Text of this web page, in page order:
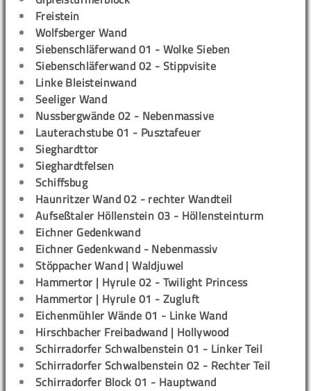
Freistein
Wolfsberger Wand
Siebenschläferwand 01 - Wolke Sieben
Siebenschläferwand 02 - Stippvisite
Linke Bleisteinwand
Seeliger Wand
Nussbergwände 02 - Nebenmassive
Lauterachstube 01 - Pusztafeuer
Sieghardttor
Sieghardtfelsen
Schiffsbug
Haunritzer Wand 02 - rechter Wandteil
Aufseßtaler Höllenstein 03 - Höllensteinturm
Eichner Gedenkwand
Eichner Gedenkwand - Nebenmassiv
Stöppacher Wand | Waldjuwel
Hammertor | Hyrule 02 - Twilight Princess
Hammertor | Hyrule 01 - Zugluft
Eichenmühler Wände 01 - Linke Wand
Hirschbacher Freibadwand | Hollywood
Schirradorfer Schwalbenstein 01 - Linker Teil
Schirradorfer Schwalbenstein 02 - Rechter Teil
Schirradorfer Block 01 - Hauptwand